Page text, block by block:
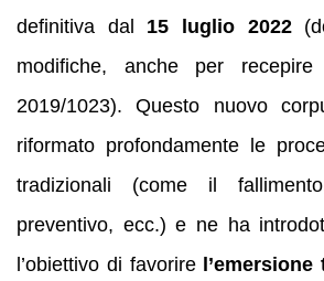
definitiva dal 15 luglio 2022
modifiche, anche per
2019/1023). Questo nuovo
riformato profondamente le
tradizionali (come il
preventivo, ecc.) e ne ha
l’obiettivo di favorire